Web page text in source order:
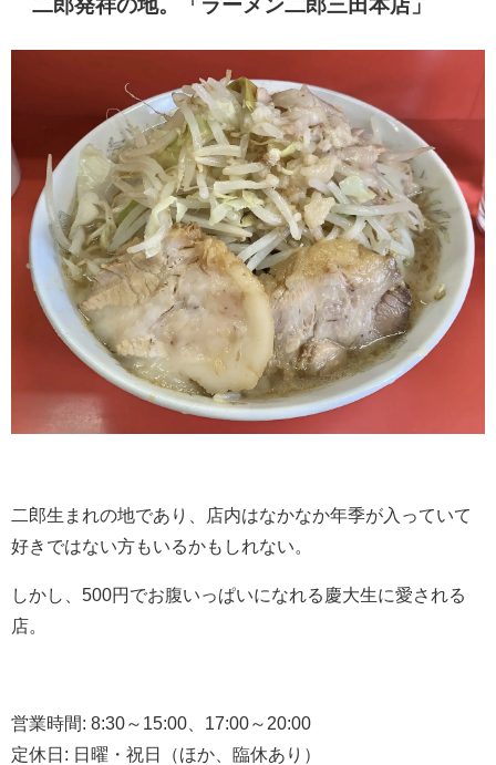
二郎生まれの地であり、店内はなかなか年季が入っていて
好きではない方もいるかもしれない。
しかし、 500円でお腹いっぱいになれる慶大生に愛される
店。
営業時間: 8:30～ 15:00 17:00～ 20:00
定休日 : 日曜・祝日（ほか、臨休あり）